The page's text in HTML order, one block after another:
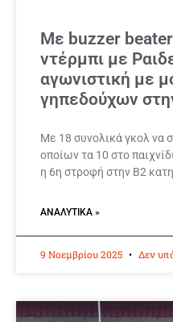
Με buzzer
ντέρμπι με
αγωνιστική με
γηπεδούχων
Με 18 συνολικά γκολ να
οποίων τα 10 στο
η 6η στροφή στην Β2
ΑΝΑΛΥΤΙΚΆ »
9 Νοεμβρίου 2025 Δεν